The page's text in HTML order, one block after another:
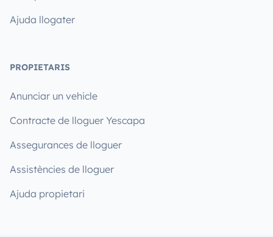
Ajuda llogater
PROPIETARIS
Anunciar un vehicle
Contracte de lloguer Yescapa
Assegurances de lloguer
Assistències de lloguer
Ajuda propietari